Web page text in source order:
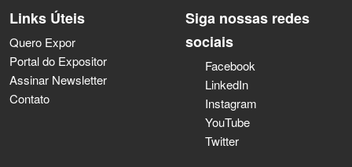
Links Úteis
Quero Expor
Portal do Expositor
Assinar Newsletter
Contato
Siga nossas redes
sociais
Facebook
LinkedIn
Instagram
YouTube
Twitter